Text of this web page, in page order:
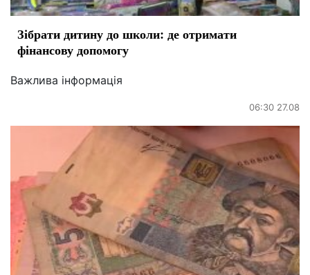
Зібрати дитину до школи: де отримати
фінансову допомогу
Важлива інформація
06:30 27.08